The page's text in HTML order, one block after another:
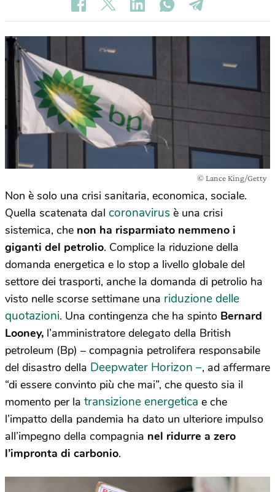
© Lance King/Getty
Non è solo una crisi sanitaria, economica, sociale.
Quella scatenata dal coronavirus è una crisi
sistemica, che non ha risparmiato nemmeno i
giganti del petrolio. Complice la riduzione della
domanda energetica e lo stop a livello globale del
settore dei trasporti, anche la domanda di petrolio ha
visto nelle scorse settimane una riduzione delle
quotazioni. Una contingenza che ha spinto Bernard
Looney, l’amministratore delegato della British
petroleum (Bp) – compagnia petrolifera responsabile
del disastro della Deepwater Horizon –, ad affermare
“di essere convinto più che mai”, che questo sia il
momento per la transizione energetica e che
l’impatto della pandemia ha dato un ulteriore impulso
all’impegno della compagnia nel ridurre a zero
l’impronta di carbonio.